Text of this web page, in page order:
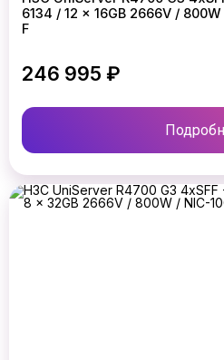
6134 / 12 x 16GB 2666V /
F
246 995 ₽